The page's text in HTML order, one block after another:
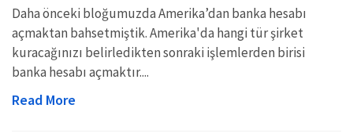
Daha önceki bloğumuzda Amerika’dan banka hesabı
açmaktan bahsetmiştik. Amerika'da hangi tür şirket
kuracağınızı belirledikten sonraki işlemlerden birisi
banka hesabı açmaktır....
Read More